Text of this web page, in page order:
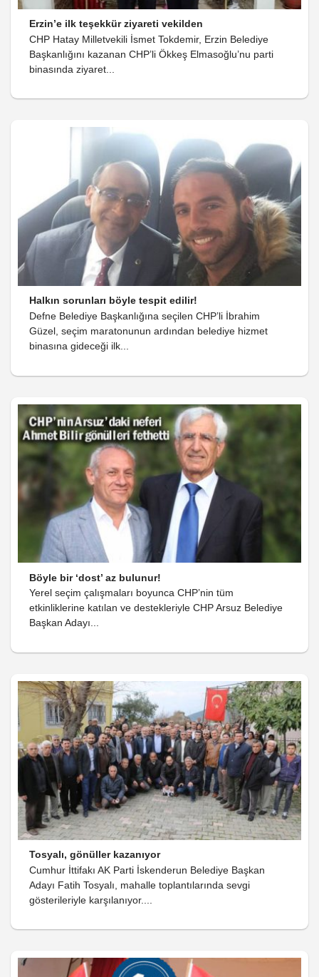
Erzin’e ilk teşekkür ziyareti vekilden
CHP Hatay Milletvekili İsmet Tokdemir, Erzin Belediye
Başkanlığını kazanan CHP’li Ökkeş Elmasoğlu’nu parti
binasında ziyaret...
Halkın sorunları böyle tespit edilir!
Defne Belediye Başkanlığına seçilen CHP’li İbrahim
Güzel, seçim maratonunun ardından belediye hizmet
binasına gideceği ilk...
Böyle bir ‘dost’ az bulunur!
Yerel seçim çalışmaları boyunca CHP’nin tüm
etkinliklerine katılan ve destekleriyle CHP Arsuz Belediye
Başkan Adayı...
Tosyalı, gönüller kazanıyor
Cumhur İttifakı AK Parti İskenderun Belediye Başkan
Adayı Fatih Tosyalı, mahalle toplantılarında sevgi
gösterileriyle karşılanıyor....